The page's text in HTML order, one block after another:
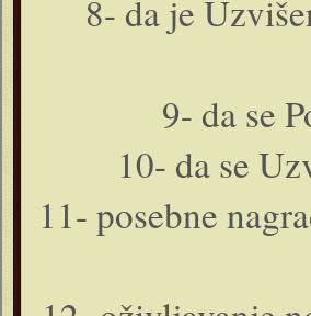
8- da je
9- da se
10- da se
11- posebne